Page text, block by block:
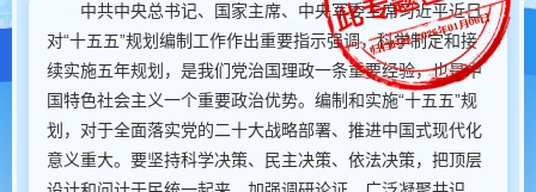
中共中央总书记、国家主席、中央军委主席习近平近日
对“十五五”规划编制工作作出重要指示强调，科学制定和接
续实施五年规划，是我们党治国理政一条重要经验，也是中
国特色社会主义一个重要政治优势。编制和实施“十五五”规
划，对于全面落实党的二十大战略部署、推进中国式现代化
意义重大。要坚持科学决策、民主决策、依法决策，把顶层